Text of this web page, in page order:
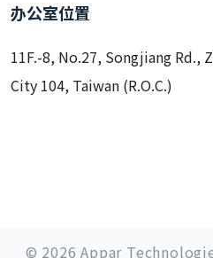
办公室位置
11F.-8, No.27, Songjiang Rd.,
City 104, Taiwan (R.O.C.)
© 2026 Appar